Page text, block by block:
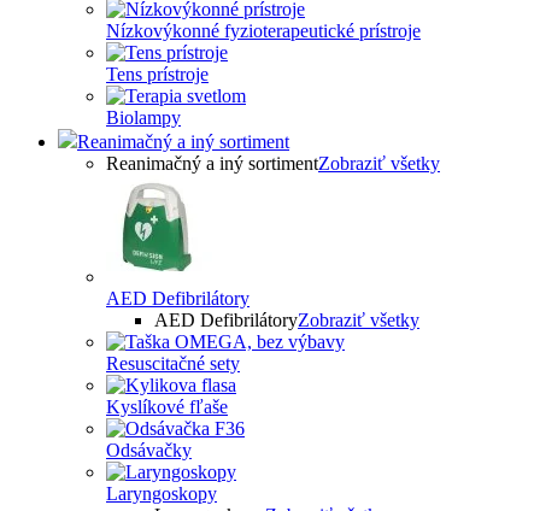
Nízkovýkonné fyzioterapeutické prístroje
Tens prístroje
Biolampy
Reanimačný a iný sortiment
Reanimačný a iný sortimentZobraziť všetky
AED Defibrilátory
AED DefibrilátoryZobraziť všetky
Resuscitačné sety
Kyslíkové fľaše
Odsávačky
Laryngoskopy